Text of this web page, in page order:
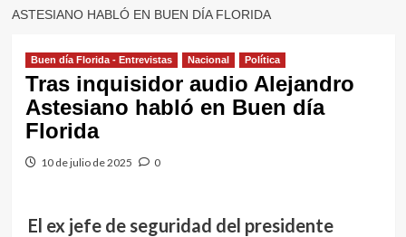
ASTESIANO HABLÓ EN BUEN DÍA FLORIDA
Buen día Florida - Entrevistas Nacional Política
Tras inquisidor audio Alejandro
Astesiano habló en Buen día
Florida
10 de julio de 2025 0
El ex jefe de seguridad del presidente